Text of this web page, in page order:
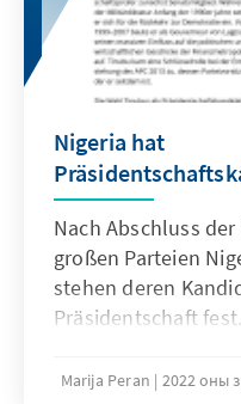
Nigeria hat
Nach Abschluss
großen Parteien
stehen deren
Präsidentschaft
des All
Marija Peran 2022 оны